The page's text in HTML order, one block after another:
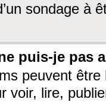
sondage à
puis-je pas
peuvent être
voir, lire,